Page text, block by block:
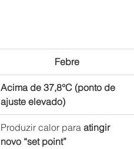
Febre
Acima de 37,8°C (ponto de
ajuste elevado)
Produzir calor para atingir
novo “set point”